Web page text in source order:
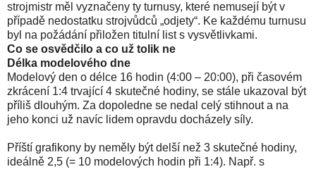
strojmistr měl vyznačeny ty turnusy, které nemusejí být v
případě nedostatku strojvůdců „odjety“. Ke každému turnusu
byl na požádání přiložen titulní list s vysvětlivkami.
Co se osvědčilo a co už tolik ne
Délka modelového dne
Modelový den o délce 16 hodin (4:00 – 20:00), při časovém
zkrácení 1:4 trvající 4 skutečné hodiny, se stále ukazoval být
příliš dlouhým. Za dopoledne se nedal celý stihnout a na
jeho konci už navíc lidem opravdu docházely síly.
Příští grafikony by neměly být delší než 3 skutečné hodiny,
ideálně 2,5 (= 10 modelových hodin při 1:4). Např. s